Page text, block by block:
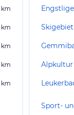
km
km
km
km
km
Alpkultur